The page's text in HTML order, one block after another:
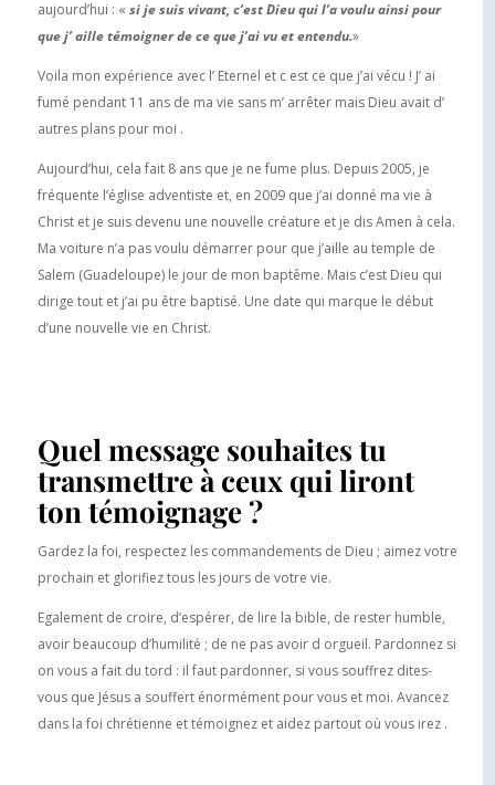
aujourd’hui : « si je suis vivant, c’est Dieu qui l’a voulu ainsi pour
que j’ aille témoigner de ce que j’ai vu et entendu.»
Voila mon expérience avec l’ Eternel et c est ce que j’ai vécu ! J’ ai
fumé pendant 11 ans de ma vie sans m’ arrêter mais Dieu avait d’
autres plans pour moi .
Aujourd’hui, cela fait 8 ans que je ne fume plus. Depuis 2005, je
fréquente l’église adventiste et, en 2009 que j’ai donné ma vie à
Christ et je suis devenu une nouvelle créature et je dis Amen à cela.
Ma voiture n’a pas voulu démarrer pour que j’aille au temple de
Salem (Guadeloupe) le jour de mon baptême. Mais c’est Dieu qui
dirige tout et j’ai pu être baptisé. Une date qui marque le début
d’une nouvelle vie en Christ.
Quel message souhaites tu
transmettre à ceux qui liront
ton témoignage ?
Gardez la foi, respectez les commandements de Dieu ; aimez votre
prochain et glorifiez tous les jours de votre vie.
Egalement de croire, d’espérer, de lire la bible, de rester humble,
avoir beaucoup d’humilité ; de ne pas avoir d orgueil. Pardonnez si
on vous a fait du tord : il faut pardonner, si vous souffrez dites-
vous que Jésus a souffert énormément pour vous et moi. Avancez
dans la foi chrétienne et témoignez et aidez partout où vous irez .